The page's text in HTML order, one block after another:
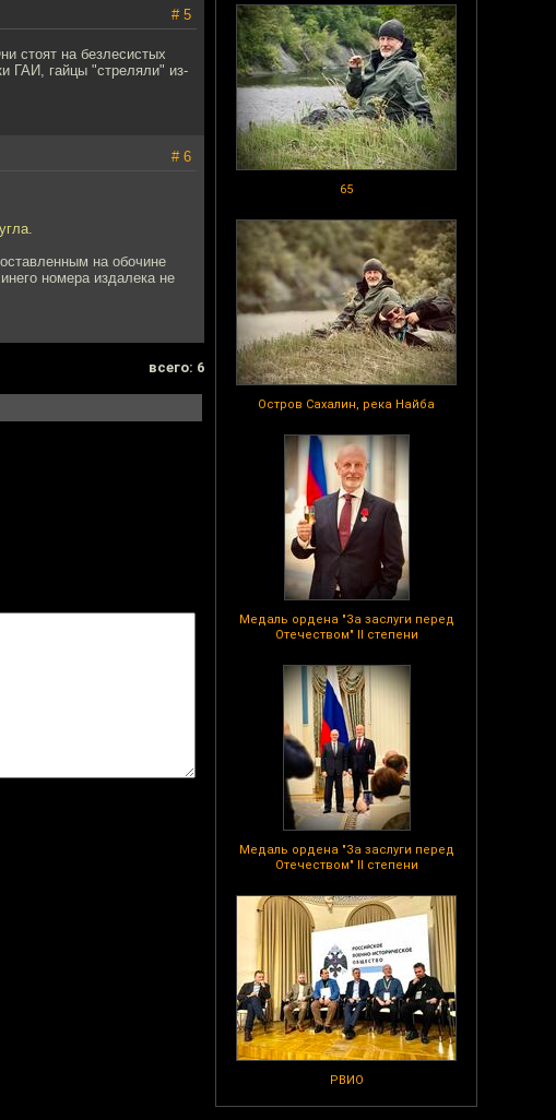
65
Остров Сахалин, река Найба
Медаль ордена "За заслуги перед
Отечеством" II степени
Медаль ордена "За заслуги перед
Отечеством" II степени
РВИО
# 5
стоят на безлесистых
ГАИ, гайцы "стреляли" из-
# 6
на обочине
номера издалека не
всего: 6